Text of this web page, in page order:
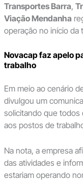
Transportes Barra,
Viação Mendanha
operação no início da
Novacap faz apelo
trabalho
Em meio ao cenário
divulgou um
solicitando que todos
aos postos de
Na nota, a empresa
das atividades e
estariam operando